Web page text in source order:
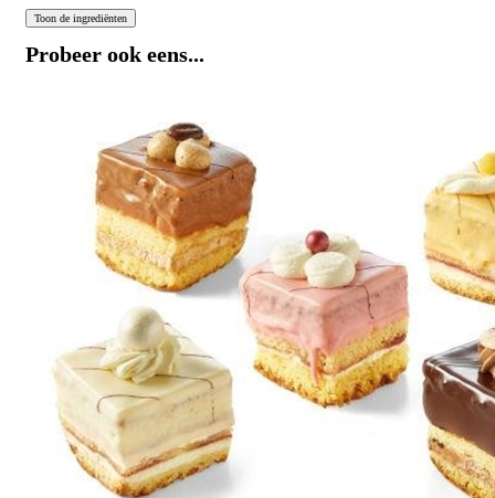
Probeer ook eens...